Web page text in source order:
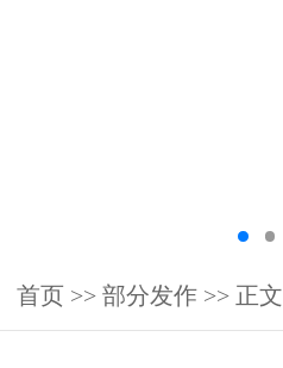
首页 >> 部分发作 >> 正文